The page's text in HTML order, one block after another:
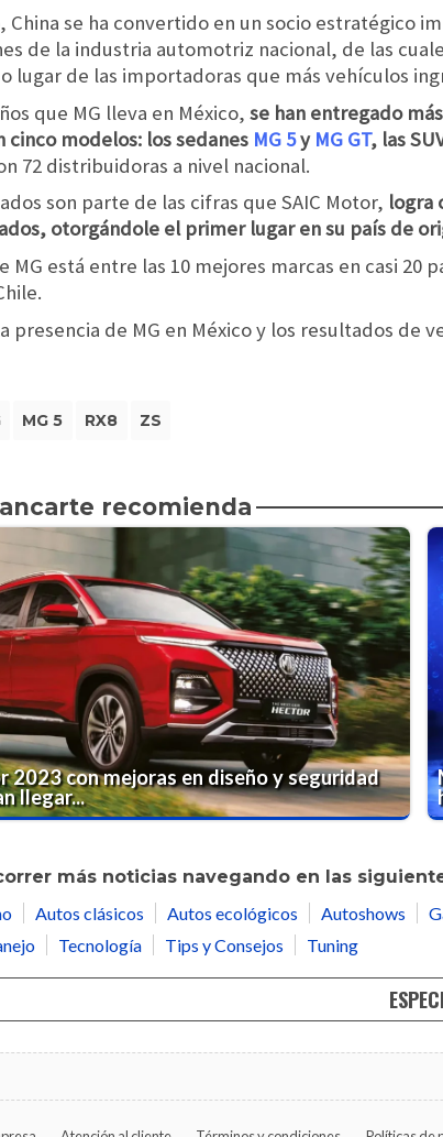
China se ha convertido en un socio estratégico
de la industria automotriz nacional, de las
lugar de las importadoras que más vehículos
que MG lleva en México, se han entregado
cinco modelos: los sedanes MG 5y MG GT, las
72 distribuidoras a nivel nacional.
son parte de las cifras que SAIC Motor, logra
otorgándole el primer lugar en su país de
MG está entre las 10 mejores marcas en casi 20
presencia de MG en México y los resultados de
MG 5 RX8 ZS
recomienda
2023 con mejoras en diseño y seguridad
llegar...
más noticias navegando en las
Autos clásicos Autos ecológicos Autoshows
Tecnología Tips y Consejos Tuning